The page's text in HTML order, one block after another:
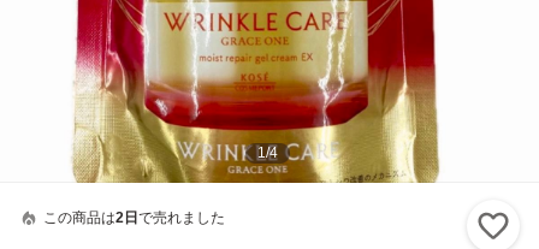
1/4
この商品は2日 で売れました